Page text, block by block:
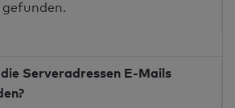
gefunden.
Serveradressen E-Mails